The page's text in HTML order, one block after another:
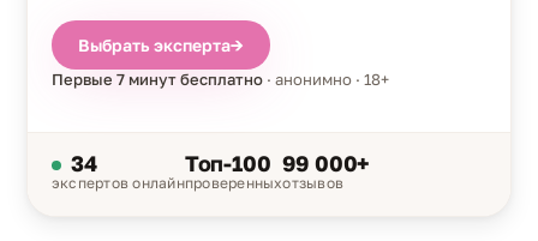
Выбрать эксперта→
Первые 7 минут бесплатно · анонимно · 18+
34
экспертов онлайн
Топ-100
проверенных
99 000+
отзывов